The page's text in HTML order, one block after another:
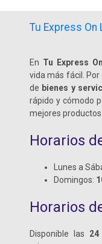
Tu Express On
En Tu Express
vida más fácil.
de bienes y
rápido y cómodo
mejores productos
Horarios
Lunes a
Domingos:
Horarios
Disponible las 24